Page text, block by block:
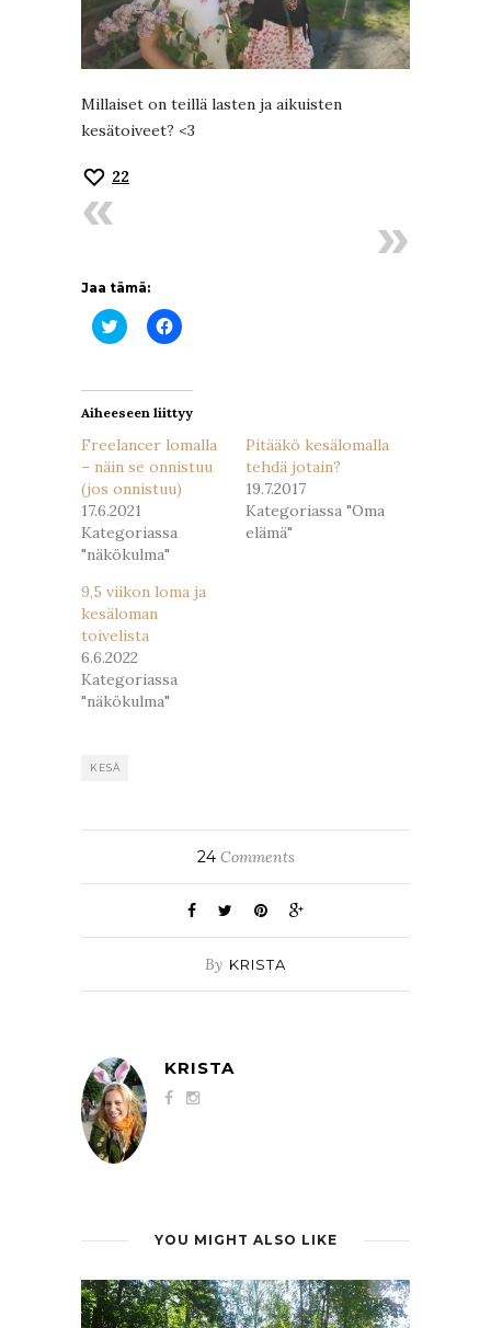
Millaiset on teillä lasten ja aikuisten
kesätoiveet? <3
22
Jaa tämä:
Jaa
Twitterissä(Avautuu
Jaa
Facebookissa(Avautuu
Aiheeseen liittyy
Freelancer lomalla
– näin se onnistuu
(jos onnistuu)
17.6.2021
Kategoriassa
"näkökulma"
Pitääkö kesälomalla
tehdä jotain?
19.7.2017
Kategoriassa "Oma
elämä"
9,5 viikon loma ja
kesäloman
toivelista
6.6.2022
Kategoriassa
"näkökulma"
KESÄ
24Comments
By KRISTA
KRISTA
YOU MIGHT ALSO LIKE